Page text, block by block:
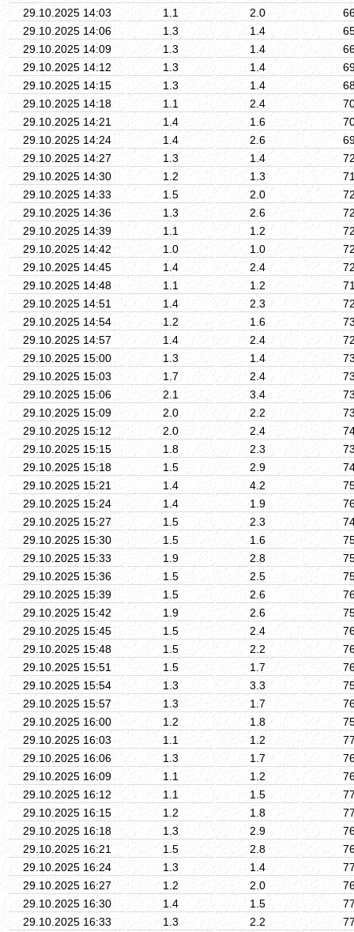
29.10.2025 14:03
1.1 2.0
29.10.2025 14:06
1.3 1.4
29.10.2025 14:09
1.3 1.4
29.10.2025 14:12
1.3 1.4
29.10.2025 14:15
1.3 1.4
29.10.2025 14:18
1.1 2.4
29.10.2025 14:21
1.4 1.6
29.10.2025 14:24
1.4 2.6
29.10.2025 14:27
1.3 1.4
29.10.2025 14:30
1.2 1.3
29.10.2025 14:33
1.5 2.0
29.10.2025 14:36
1.3 2.6
29.10.2025 14:39
1.1 1.2
29.10.2025 14:42
1.0 1.0
29.10.2025 14:45
1.4 2.4
29.10.2025 14:48
1.1 1.2
29.10.2025 14:51
1.4 2.3
29.10.2025 14:54
1.2 1.6
29.10.2025 14:57
1.4 2.4
29.10.2025 15:00
1.3 1.4
29.10.2025 15:03
1.7 2.4
29.10.2025 15:06
2.1 3.4
29.10.2025 15:09
2.0 2.2
29.10.2025 15:12
2.0 2.4
29.10.2025 15:15
1.8 2.3
29.10.2025 15:18
1.5 2.9
29.10.2025 15:21
1.4 4.2
29.10.2025 15:24
1.4 1.9
29.10.2025 15:27
1.5 2.3
29.10.2025 15:30
1.5 1.6
29.10.2025 15:33
1.9 2.8
29.10.2025 15:36
1.5 2.5
29.10.2025 15:39
1.5 2.6
29.10.2025 15:42
1.9 2.6
29.10.2025 15:45
1.5 2.4
29.10.2025 15:48
1.5 2.2
29.10.2025 15:51
1.5 1.7
29.10.2025 15:54
1.3 3.3
29.10.2025 15:57
1.3 1.7
29.10.2025 16:00
1.2 1.8
29.10.2025 16:03
1.1 1.2
29.10.2025 16:06
1.3 1.7
29.10.2025 16:09
1.1 1.2
29.10.2025 16:12
1.1 1.5
29.10.2025 16:15
1.2 1.8
29.10.2025 16:18
1.3 2.9
29.10.2025 16:21
1.5 2.8
29.10.2025 16:24
1.3 1.4
29.10.2025 16:27
1.2 2.0
29.10.2025 16:30
1.4 1.5
29.10.2025 16:33
1.3 2.2